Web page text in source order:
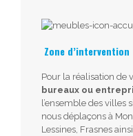
Zone d’intervention
Pour la réalisation de
bureaux ou
l’ensemble des villes
nous déplaçons à
Lessines, Frasnes